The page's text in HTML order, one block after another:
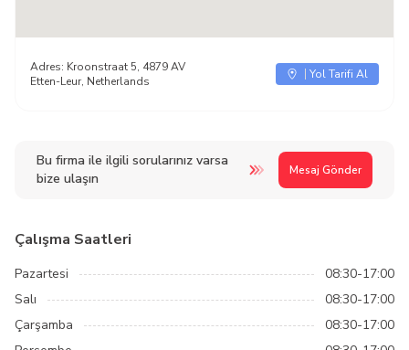
Bu firma ile ilgili sorularınız varsa
bize ulaşın
Mesaj Gönder
Adres: Kroonstraat 5, 4879 AV
Etten-Leur, Netherlands
Yol Tarifi Al
Çalışma Saatleri
Pazartesi
08:30-17:00
Salı
08:30-17:00
Çarşamba
08:30-17:00